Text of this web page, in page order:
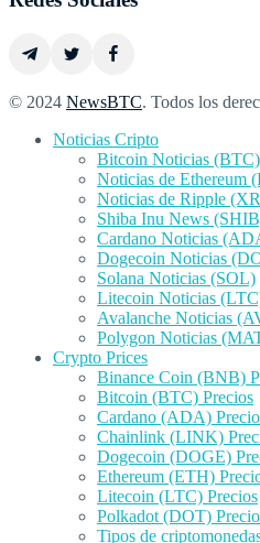
© 2024 NewsBTC. Todos los
Noticias Cripto
Bitcoin Noticias (BTC)
Noticias de Ethereum
Noticias de Ripple
Shiba Inu News
Cardano Noticias
Dogecoin Noticias
Solana Noticias (SOL)
Litecoin Noticias
Avalanche Noticias
Polygon Noticias
Crypto Prices
Binance Coin (BNB)
Bitcoin (BTC) Precios
Cardano (ADA)
Chainlink (LINK)
Dogecoin (DOGE)
Ethereum (ETH)
Litecoin (LTC) Precios
Polkadot (DOT)
Tipos de